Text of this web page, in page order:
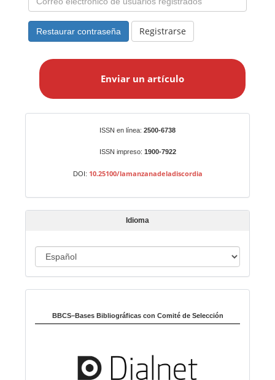
Restaurar contraseña Registrarse
a
t
í
o
Enviar un artículo
ISSN en línea: 2500-6738
ISSN impreso: 1900-7922
DOI: 10.25100/lamanzanadeladiscordia
Idioma
d
m
BBCS–Bases Bibliográficas con Comité de Selección